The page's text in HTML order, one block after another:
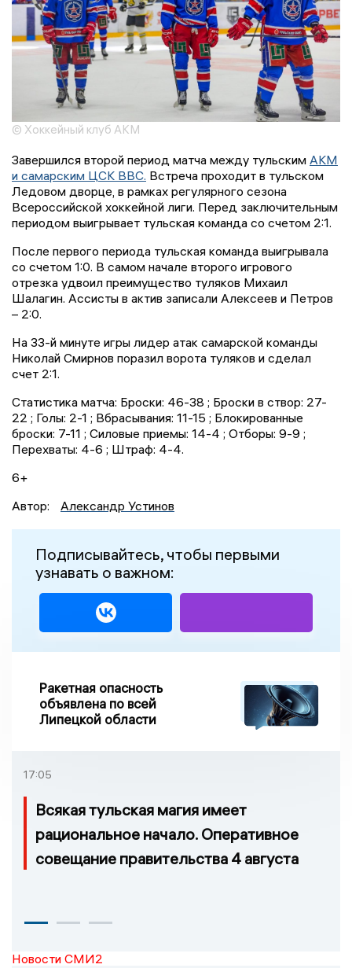
© Хоккейный клуб АКМ
Завершился второй период матча между тульским АКМ
и самарским ЦСК ВВС. Встреча проходит в тульском
Ледовом дворце, в рамках регулярного сезона
Всероссийской хоккейной лиги. Перед заключительным
периодом выигрывает тульская команда со счетом 2:1.
После первого периода тульская команда выигрывала
со счетом 1:0. В самом начале второго игрового
отрезка удвоил преимущество туляков Михаил
Шалагин. Ассисты в актив записали Алексеев и Петров
– 2:0.
На 33-й минуте игры лидер атак самарской команды
Николай Смирнов поразил ворота туляков и сделал
счет 2:1.
Статистика матча: Броски: 46-38 ; Броски в створ: 27-
22 ; Голы: 2-1 ; Вбрасывания: 11-15 ; Блокированные
броски: 7-11 ; Силовые приемы: 14-4 ; Отборы: 9-9 ;
Перехваты: 4-6 ; Штраф: 4-4.
6+
Автор:
Александр Устинов
Подписывайтесь, чтобы первыми
узнавать о важном:
Ракетная опасность
объявлена по всей
Липецкой области
17:05
Всякая тульская магия имеет
рациональное начало. Оперативное
совещание правительства 4 августа
Новости СМИ2